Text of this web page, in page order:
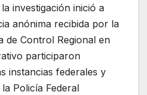
investigación inició a
anónima recibida por la
de Control Regional en
participaron
instancias federales y
Policía Federal